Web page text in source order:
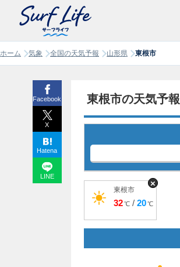
ホーム 気象 全国の天気予報 山形県 東根市
東根市の天気予報
東根市
32℃ / 20℃
×
Facebook
X
Hatena
LINE